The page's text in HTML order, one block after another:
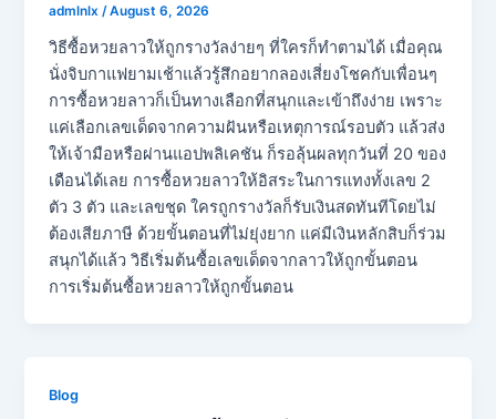
admlnlx /August 6, 2026
วิธีซื้อหวยลาวให้ถูกรางวัลง่ายๆ ที่ใครก็ทำตามได้ เมื่อคุณ
นั่งจิบกาแฟยามเช้าแล้วรู้สึกอยากลองเสี่ยงโชคกับเพื่อนๆ
การซื้อหวยลาวก็เป็นทางเลือกที่สนุกและเข้าถึงง่าย เพราะ
แค่เลือกเลขเด็ดจากความฝันหรือเหตุการณ์รอบตัว แล้วส่ง
ให้เจ้ามือหรือผ่านแอปพลิเคชัน ก็รอลุ้นผลทุกวันที่ 20 ของ
เดือนได้เลย การซื้อหวยลาวให้อิสระในการแทงทั้งเลข 2
ตัว 3 ตัว และเลขชุด ใครถูกรางวัลก็รับเงินสดทันทีโดยไม่
ต้องเสียภาษี ด้วยขั้นตอนที่ไม่ยุ่งยาก แค่มีเงินหลักสิบก็ร่วม
สนุกได้แล้ว วิธีเริ่มต้นซื้อเลขเด็ดจากลาวให้ถูกขั้นตอน
การเริ่มต้นซื้อหวยลาวให้ถูกขั้นตอน
Blog